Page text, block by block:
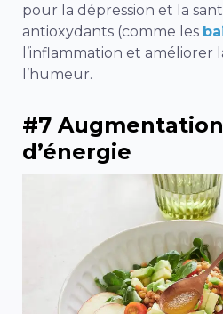
pour la dépression et la
antioxydants (comme les
l’inflammation et améliorer
l’humeur.
#7
d’énergie